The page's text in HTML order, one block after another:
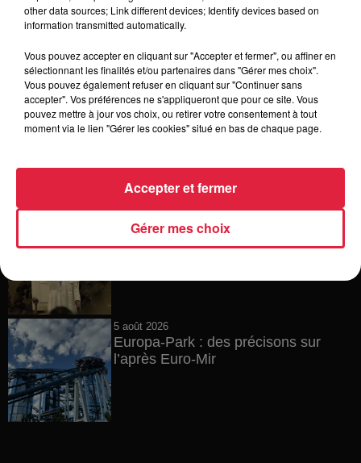
6 août 2026
Tags antisémites à Strasbourg :
Catherine Trautmann réagit
6 août 2026
Au zoo de Mulhouse : rencontre
Les dernières infos sur la venue du
pape à Metz en septembre
5 août 2026
Europa-Park : des précisons sur
l’après Euro-Mir
other data sources; Link different devices; Identify devices based on
information transmitted automatically.
Vous pouvez accepter en cliquant sur "Accepter et fermer", ou affiner en
sélectionnant les finalités et/ou partenaires dans "Gérer mes choix".
Vous pouvez également refuser en cliquant sur "Continuer sans
accepter". Vos préférences ne s'appliqueront que pour ce site. Vous
pouvez mettre à jour vos choix, ou retirer votre consentement à tout
moment via le lien "Gérer les cookies" situé en bas de chaque page.
Gérer mes choix
Accepter et fermer